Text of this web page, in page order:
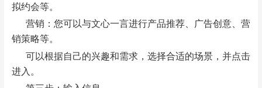
拟约会等。
营销：您可以与文心一言进行产品推荐、广告创意、营
销策略等。
可以根据自己的兴趣和需求，选择合适的场景，并点击
进入。